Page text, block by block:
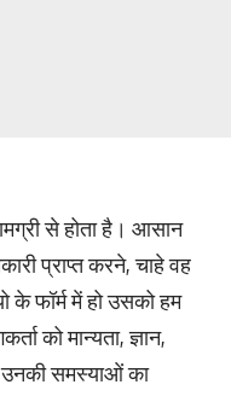
से होता है। आसान
प्राप्त करने, चाहे वह
के फॉर्म में हो उसको हम
को मान्यता, ज्ञान,
उनकी समस्याओं का